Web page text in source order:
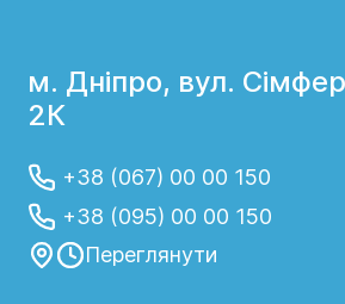
м. Дніпро, вул.
2К
+38 (067) 00 00 150
+38 (095) 00 00 150
Переглянути